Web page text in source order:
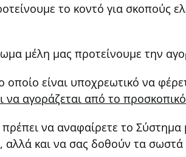
το κοντό για σκοπούς
μέλη μας προτείνουμε την
είναι υποχρεωτικό να
να αγοράζεται από το
να αναφαίρετε το Σύστημα
και να σας δοθούν τα